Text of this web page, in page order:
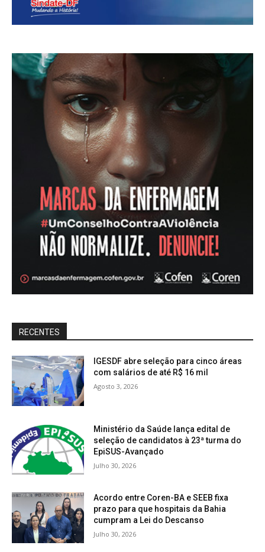
RECENTES
IGESDF abre seleção para cinco áreas
com salários de até R$ 16 mil
Agosto 3, 2026
Ministério da Saúde lança edital de
seleção de candidatos à 23ª turma do
EpiSUS-Avançado
Julho 30, 2026
Acordo entre Coren-BA e SEEB fixa
prazo para que hospitais da Bahia
cumpram a Lei do Descanso
Julho 30, 2026